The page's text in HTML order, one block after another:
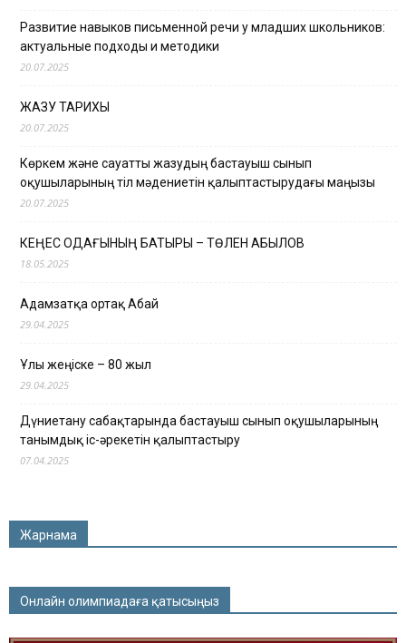
Развитие навыков письменной речи у младших школьников:
актуальные подходы и методики
20.07.2025
ЖАЗУ ТАРИХЫ
20.07.2025
Көркем және сауатты жазудың бастауыш сынып
оқушыларының тіл мәдениетін қалыптастырудағы маңызы
20.07.2025
КЕҢЕС ОДАҒЫНЫҢ БАТЫРЫ – ТӨЛЕН ҚАБЫЛОВ
18.05.2025
Адамзатқа ортақ Абай
29.04.2025
Ұлы жеңіске – 80 жыл
29.04.2025
Дүниетану сабақтарында бастауыш сынып оқушыларының
танымдық іс-әрекетін қалыптастыру
07.04.2025
Жарнама
Онлайн олимпиадаға қатысыңыз